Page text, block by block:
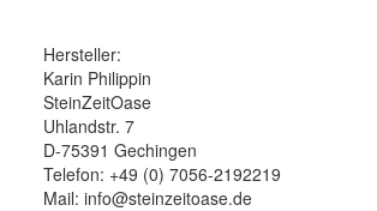
Hersteller:
Karin Philippin
SteinZeitOase
Uhlandstr. 7
D-75391 Gechingen
Telefon: +49 (0) 7056-2192219
Mail: info@steinzeitoase.de